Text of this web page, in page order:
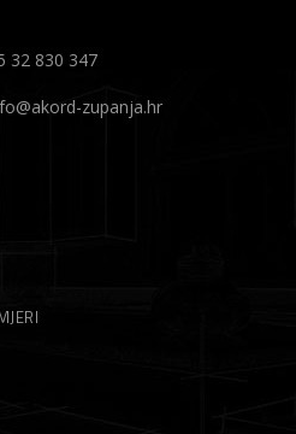
32 830 347
zupanja.hr